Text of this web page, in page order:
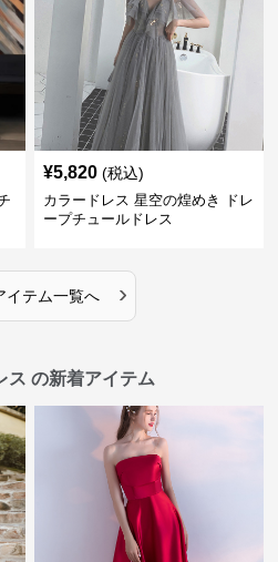
¥5,820 (税込)
カラードレス 星空の煌めき ドレ
ープチュールドレス
イテム一覧へ ›
ス の新着アイテム